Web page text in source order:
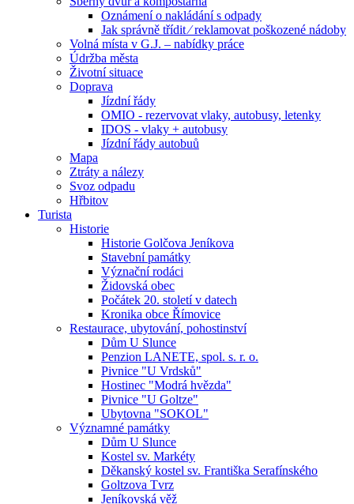
Oznámení o nakládání s odpady
Jak správně třídit ⁄ reklamovat poškozené nádoby
Volná místa v G.J. – nabídky práce
Údržba města
Životní situace
Doprava
Jízdní řády
OMIO - rezervovat vlaky, autobusy, letenky
IDOS - vlaky + autobusy
Jízdní řády autobuů
Mapa
Ztráty a nálezy
Svoz odpadu
Hřbitov
Turista
Historie
Historie Golčova Jeníkova
Stavební památky
Význační rodáci
Židovská obec
Počátek 20. století v datech
Kronika obce Římovice
Restaurace, ubytování, pohostinství
Dům U Slunce
Penzion LANETE, spol. s. r. o.
Pivnice "U Vrdsků"
Hostinec "Modrá hvězda"
Pivnice "U Goltze"
Ubytovna "SOKOL"
Významné památky
Dům U Slunce
Kostel sv. Markéty
Děkanský kostel sv. Františka Serafínského
Goltzova Tvrz
Jeníkovská věž